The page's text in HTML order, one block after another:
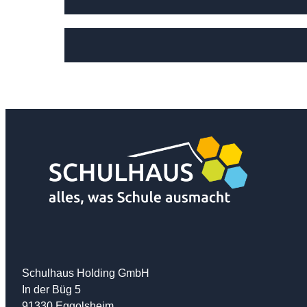
Schulhaus Holding GmbH
In der Büg 5